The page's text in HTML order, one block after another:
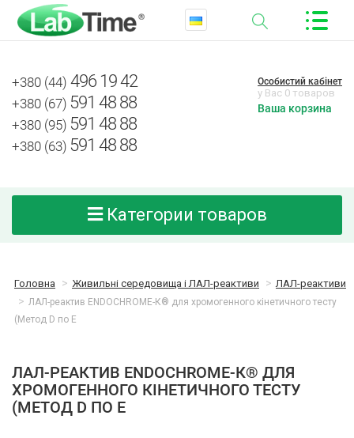
+380 (44) 496 19 42
+380 (67) 591 48 88
+380 (95) 591 48 88
+380 (63) 591 48 88
Особистий кабінет
у Вас 0 товаров
Ваша корзина
Категории товаров
Головна Живильні середовища і ЛАЛ-реактиви ЛАЛ-реактиви
ЛАЛ-реактив ENDOCHROME-К® для хромогенного кінетичного тесту
(Метод D по E
ЛАЛ-РЕАКТИВ ENDOCHROME-К® ДЛЯ
ХРОМОГЕННОГО КІНЕТИЧНОГО ТЕСТУ
(МЕТОД D ПО E